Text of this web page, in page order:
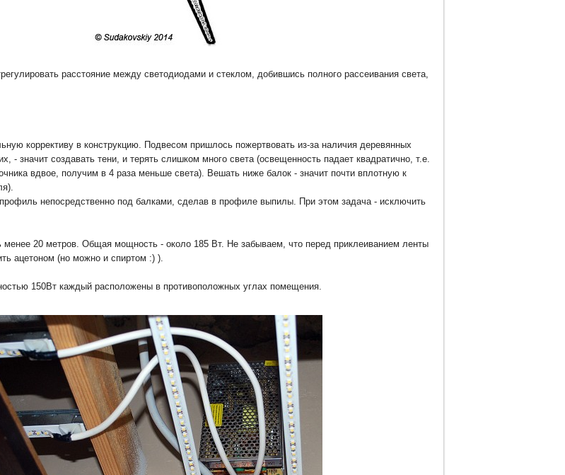
расстояние между светодиодами и стеклом, добившись полного рассеивания света,
коррективу в конструкцию. Подвесом пришлось пожертвовать из-за наличия деревянных
- значит создавать тени, и терять слишком много света (освещенность падает квадратично, т.е.
вдвое, получим в 4 раза меньше света). Вешать ниже балок - значит почти вплотную к
непосредственно под балками, сделав в профиле выпилы. При этом задача - исключить
менее 20 метров. Общая мощность - около 185 Вт. Не забываем, что перед приклеиванием ленты
ацетоном (но можно и спиртом :) ).
150Вт каждый расположены в противоположных углах помещения.